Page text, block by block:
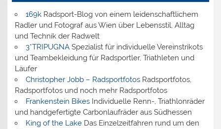
169kRadsport-Blog von einem leidenschaftlichem
Radler und Fotograf aus Wien über Lebensstil, Alltag
und Technik der Radwelt
3*TRIPUGNASpezialist für individuelle Vereinstrikots
und Teambekleidung für Radsportler, Triathleten und
Läufer
Christopher Jobb – RadsportfotosRadsportfotos,
Radsportfotos und noch mehr Radsportfotos
Frankenstein BikesIndividuelle Renn-, Triathlonräder
und handgefertigte Carbonlaufräder aus Südhessen
King of the LakeDas Einzelzeitfahren rund um den